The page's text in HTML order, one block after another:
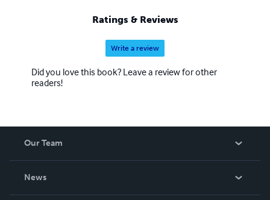
Ratings & Reviews
Write a review
Did you love this book? Leave a review for other
readers!
Our Team
News